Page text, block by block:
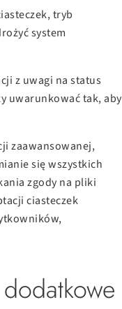
tryb
system
z uwagi na status
uwarunkować tak, aby
zaawansowanej,
się wszystkich
zgody na pliki
ciasteczek